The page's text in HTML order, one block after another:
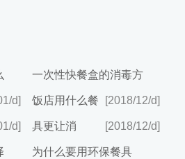
d]
d]
一次性快餐盒的消毒方
[2018/12/d]
饭店用什么餐
具更让消 [2018/12/d]
为什么要用环保餐具